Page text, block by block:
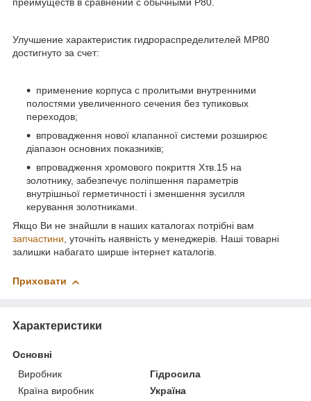
преимуществ в сравнении с обычными Р80.
Улучшение характеристик гидрораспределителей МР80
достигнуто за счет:
применение корпуса с пролитыми внутренними
полостями увеличенного сечения без тупиковых
переходов;
впровадження нової клапанної системи розширює
діапазон основних показників;
впровадження хромового покриття Хтв.15 на
золотнику, забезпечує поліпшення параметрів
внутрішньої герметичності і зменшення зусилля
керування золотниками.
Якщо Ви не знайшли в наших каталогах потрібні вам
запчастини, уточніть наявність у менеджерів. Наші товарні
залишки набагато ширше інтернет каталогів.
Приховати
Характеристики
Основні
Виробник
Гідросила
Країна виробник
Україна